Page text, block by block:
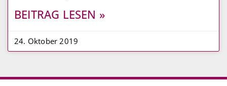
BEITRAG LESEN »
24. Oktober 2019